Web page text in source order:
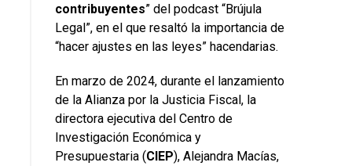
contribuyentes” del podcast “Brújula
Legal”, en el que resaltó la importancia de
“hacer ajustes en las leyes” hacendarias.
En marzo de 2024, durante el lanzamiento
de la Alianza por la Justicia Fiscal, la
directora ejecutiva del Centro de
Investigación Económica y
Presupuestaria (CIEP), Alejandra Macías,